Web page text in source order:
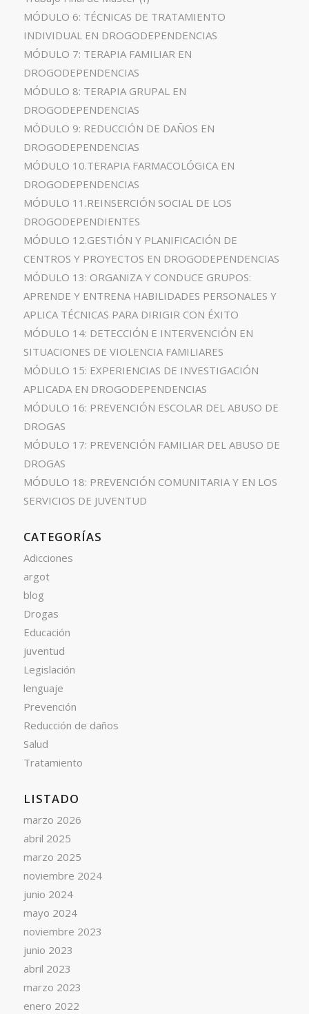
MÓDULO 6: TÉCNICAS DE TRATAMIENTO
INDIVIDUAL EN DROGODEPENDENCIAS
MÓDULO 7: TERAPIA FAMILIAR EN
DROGODEPENDENCIAS
MÓDULO 8: TERAPIA GRUPAL EN
DROGODEPENDENCIAS
MÓDULO 9: REDUCCIÓN DE DAÑOS EN
DROGODEPENDENCIAS
MÓDULO 10.TERAPIA FARMACOLÓGICA EN
DROGODEPENDENCIAS
MÓDULO 11.REINSERCIÓN SOCIAL DE LOS
DROGODEPENDIENTES
MÓDULO 12.GESTIÓN Y PLANIFICACIÓN DE
CENTROS Y PROYECTOS EN DROGODEPENDENCIAS
MÓDULO 13: ORGANIZA Y CONDUCE GRUPOS:
APRENDE Y ENTRENA HABILIDADES PERSONALES Y
APLICA TÉCNICAS PARA DIRIGIR CON ÉXITO
MÓDULO 14: DETECCIÓN E INTERVENCIÓN EN
SITUACIONES DE VIOLENCIA FAMILIARES
MÓDULO 15: EXPERIENCIAS DE INVESTIGACIÓN
APLICADA EN DROGODEPENDENCIAS
MÓDULO 16: PREVENCIÓN ESCOLAR DEL ABUSO DE
DROGAS
MÓDULO 17: PREVENCIÓN FAMILIAR DEL ABUSO DE
DROGAS
MÓDULO 18: PREVENCIÓN COMUNITARIA Y EN LOS
SERVICIOS DE JUVENTUD
CATEGORÍAS
Adicciones
argot
blog
Drogas
Educación
juventud
Legislación
lenguaje
Prevención
Reducción de daños
Salud
Tratamiento
LISTADO
marzo 2026
abril 2025
marzo 2025
noviembre 2024
junio 2024
mayo 2024
noviembre 2023
junio 2023
abril 2023
marzo 2023
enero 2022